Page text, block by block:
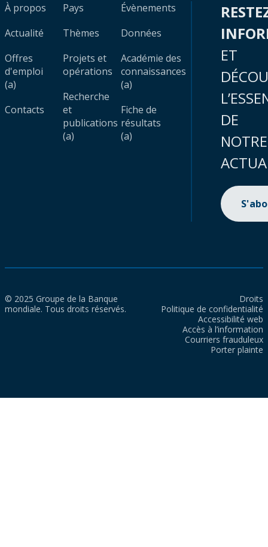
À propos
Actualité
Offres
d'emploi
(a)
Contacts
Pays
Thèmes
Projets et
opérations
Recherche
et
publications
(a)
Évènements
Données
Académie des
connaissances
(a)
Fiche de
résultats
(a)
ET
DE
NOTRE
© 2025 Groupe de la Banque
mondiale. Tous droits réservés.
Droits
Politique de confidentialité
Accessibilité web
Accès à l’information
Courriers frauduleux
Porter plainte